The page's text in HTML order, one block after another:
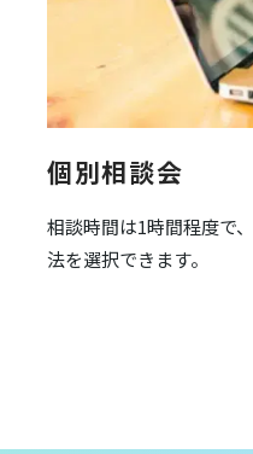
個別相談会
相談時間は1時間程度で
法を選択できます。